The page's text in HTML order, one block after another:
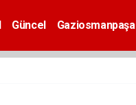
Güncel Gaziosmanpaşa